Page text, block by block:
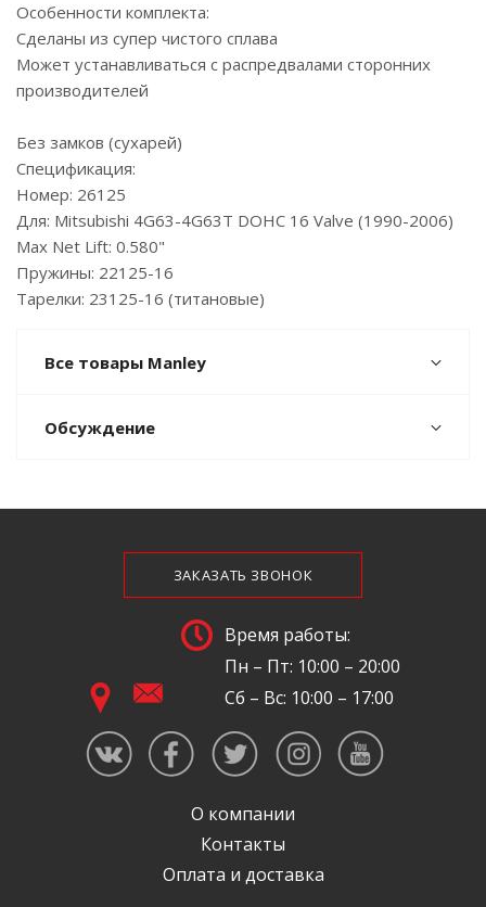
Особенности комплекта:
Сделаны из супер чистого сплава
Может устанавливаться с распредвалами сторонних
производителей
Без замков (сухарей)
Спецификация:
Номер: 26125
Для: Mitsubishi 4G63-4G63T DOHC 16 Valve (1990-2006)
Max Net Lift: 0.580"
Пружины: 22125-16
Тарелки: 23125-16 (титановые)
Все товары Manley
Обсуждение
ЗАКАЗАТЬ ЗВОНОК
Время работы:
Пн – Пт: 10:00 – 20:00
Сб – Вс: 10:00 – 17:00
О компании
Контакты
Оплата и доставка